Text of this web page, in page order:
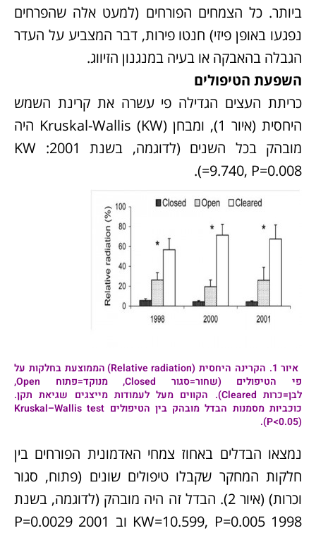
ביותר. כל הצמחים הפורחים (למעט אלה שהפרחים
נפגעו באופן פיזי) חנטו פירות, דבר המצביע על העדר
הגבלה בהאבקה או בעיה במנגנון הזיווג.
השפעת הטיפולים
כריתת העצים הגדילה פי עשרה את קרינת השמש
היחסית (איור 1), ומבחן (Kruskal-Wallis (KW היה
מובהק בכל השנים (לדוגמה, בשנת 2001: KW
=9.740, P=0.008).
איור 1.
הקרינה היחסית (Relative radiation) הממוצעת בחלקות על
פי הטיפולים (שחור=סגור Closed, מנוקד=פתוח Open,
לבן=כרות Cleared). הקווים מעל לעמודות מייצגים שגיאת תקן.
כוכביות מסמנות הבדל מובהק בין הטיפולים Kruskal–Wallis test
(P<0.05).
נמצאו הבדלים באחוז צמחי האדמונית הפורחים בין
חלקות המחקר שקבלו טיפולים שונים (פתוח, סגור
וכרות) (איור 2). הבדל זה היה מובהק (לדוגמה, בשנת
1998 KW=10.599, P=0.005 וב 2001 P=0.0029